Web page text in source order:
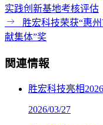
实践创新基地考核评估
胜宏科技荣获“惠州
献集体”奖
関連情報
胜宏科技亮相
2026/03/27